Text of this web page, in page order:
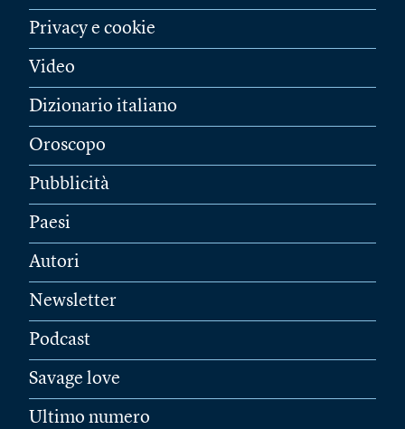
Privacy e cookie
Video
Dizionario italiano
Oroscopo
Pubblicità
Paesi
Autori
Newsletter
Podcast
Savage love
Ultimo numero